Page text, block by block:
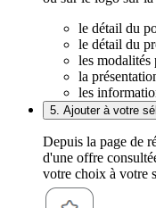
le détail du
le détail du
les modalités
la
les
5. Ajouter à votre
Depuis la page de
d'une offre
votre choix à votre